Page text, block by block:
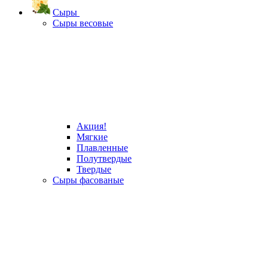
Сыры
Сыры весовые
Акция!
Мягкие
Плавленные
Полутвердые
Твердые
Сыры фасованые